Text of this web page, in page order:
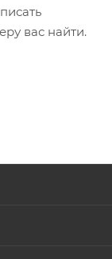
вас найти.